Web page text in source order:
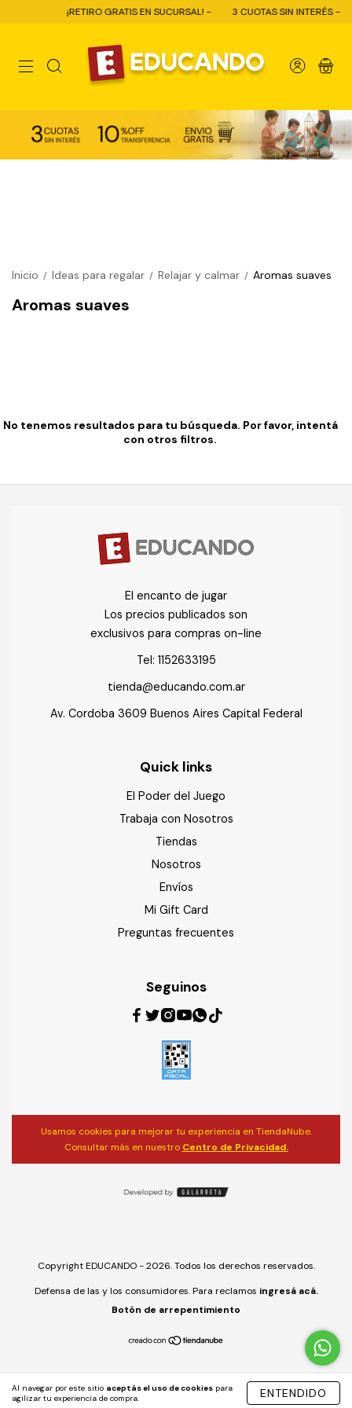
¡RETIRO GRATIS EN SUCURSAL! - 3 CUOTAS SIN INTERÉS -
0
Al navegar por este sitio aceptás el uso de cookies para
agilizar tu experiencia de compra.
ENTENDIDO
Inicio / Ideas para regalar / Relajar y calmar / Aromas suaves
Aromas suaves
No tenemos resultados para tu búsqueda. Por favor, intentá
con otros filtros.
El encanto de jugar
Los precios publicados son
exclusivos para compras on-line
Tel: 1152633195
tienda@educando.com.ar
Av. Cordoba 3609 Buenos Aires Capital Federal
Quick links
El Poder del Juego
Trabaja con Nosotros
Tiendas
Nosotros
Envíos
Mi Gift Card
Preguntas frecuentes
Seguinos
Usamos cookies para mejorar tu experiencia en TiendaNube.
Consultar más en nuestro Centro de Privacidad.
Copyright EDUCANDO - 2026. Todos los derechos reservados.
Defensa de las y los consumidores. Para reclamos ingresá acá.
Botón de arrepentimiento